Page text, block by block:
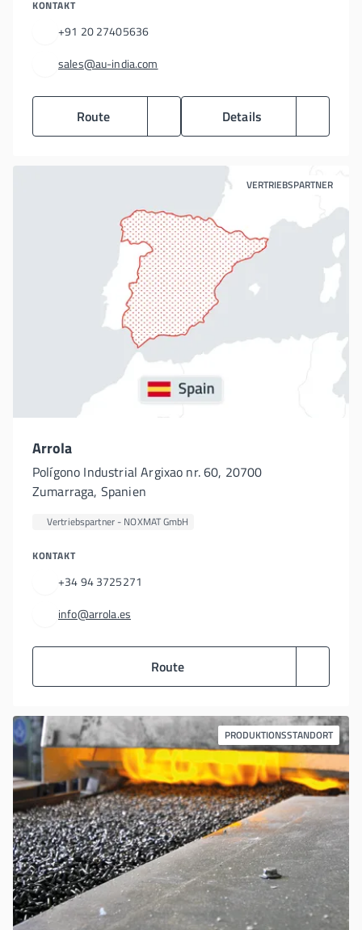
KONTAKT
+91 20 27405636
sales@au-india.com
Route Details
VERTRIEBSPARTNER
Arrola
Polígono Industrial Argixao nr. 60, 20700
Zumarraga, Spanien
Vertriebspartner - NOXMAT GmbH
KONTAKT
+34 94 3725271
info@arrola.es
Route
PRODUKTIONSSTANDORT